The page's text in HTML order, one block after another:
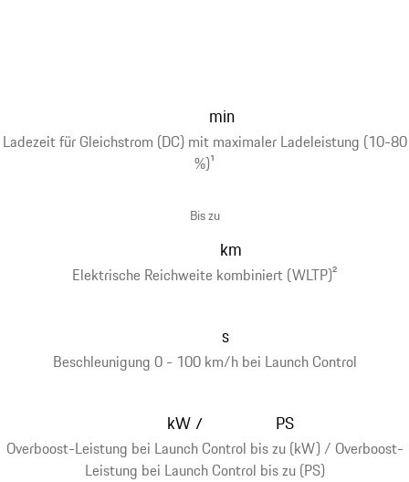
Ladezeit für Gleichstrom (DC) mit maximaler Ladeleistung (10-80
%)1
min
Elektrische Reichweite kombiniert (WLTP)2
Bis zu
km
Beschleunigung 0 - 100 km/h bei Launch Control
s
Overboost-Leistung bei Launch Control bis zu (kW) / Overboost-
Leistung bei Launch Control bis zu (PS)
kW / PS